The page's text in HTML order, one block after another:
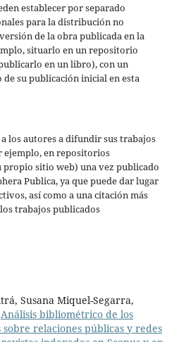
establecer por separado
para la distribución no
de la obra publicada en la
situarlo en un repositorio
en un libro), con un
su publicación inicial en esta
los autores a difundir sus trabajos
ejemplo, en repositorios
propio sitio web) una vez publicado
Publica, ya que puede dar lugar
así como a una citación más
trabajos publicados
Susana Miquel-Segarra,
Análisis bibliométrico de los
relaciones públicas y redes